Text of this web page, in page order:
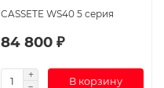
CASSETE WS40 5 серия
84 800 ₽
В корзину